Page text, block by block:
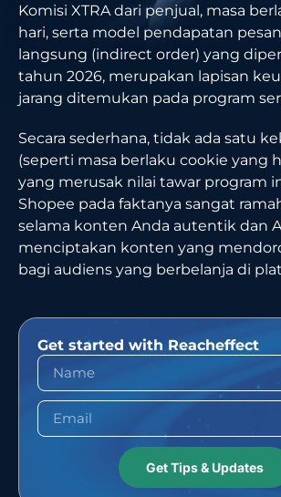
Komisi XTRA dari penjual, masa
hari, serta model pendapatan
langsung (indirect order) yang
tahun 2026, merupakan lapisan
jarang ditemukan pada program
Secara sederhana, tidak ada satu
(seperti masa berlaku cookie yang
yang merusak nilai tawar program
Shopee pada faktanya sangat
selama konten Anda autentik dan
menciptakan konten yang
bagi audiens yang berbelanja di
Get started with Reacheffect
Get Tips & Updates